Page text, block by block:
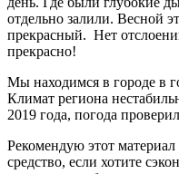
отдельно залили. Весной
прекрасный. Нет
прекрасно!
Мы находимся в городе в
Климат региона
2019 года, погода
Рекомендую этот
средство, если хотите